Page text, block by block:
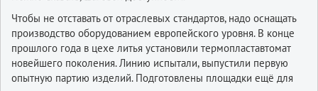
Чтобы не отставать от отраслевых стандартов, надо оснащать
производство оборудованием европейского уровня. В конце
прошлого года в цехе литья установили термопластавтомат
новейшего поколения. Линию испытали, выпустили первую
опытную партию изделий. Подготовлены площадки ещё для